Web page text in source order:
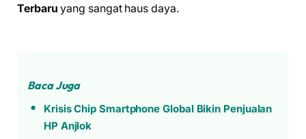
Terbaru yang sangat haus daya.
Baca Juga
Krisis Chip Smartphone Global Bikin Penjualan
HP Anjlok